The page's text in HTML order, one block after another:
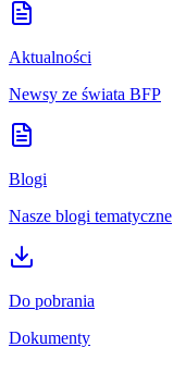
Aktualności
Newsy ze świata BFP
Blogi
Nasze blogi tematyczne
Do pobrania
Dokumenty